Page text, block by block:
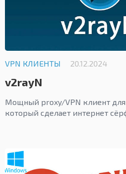
VPN КЛИЕНТЫ 20.12.2024
v2rayN
Мощный proxy/VPN клиент для
который сделает интернет